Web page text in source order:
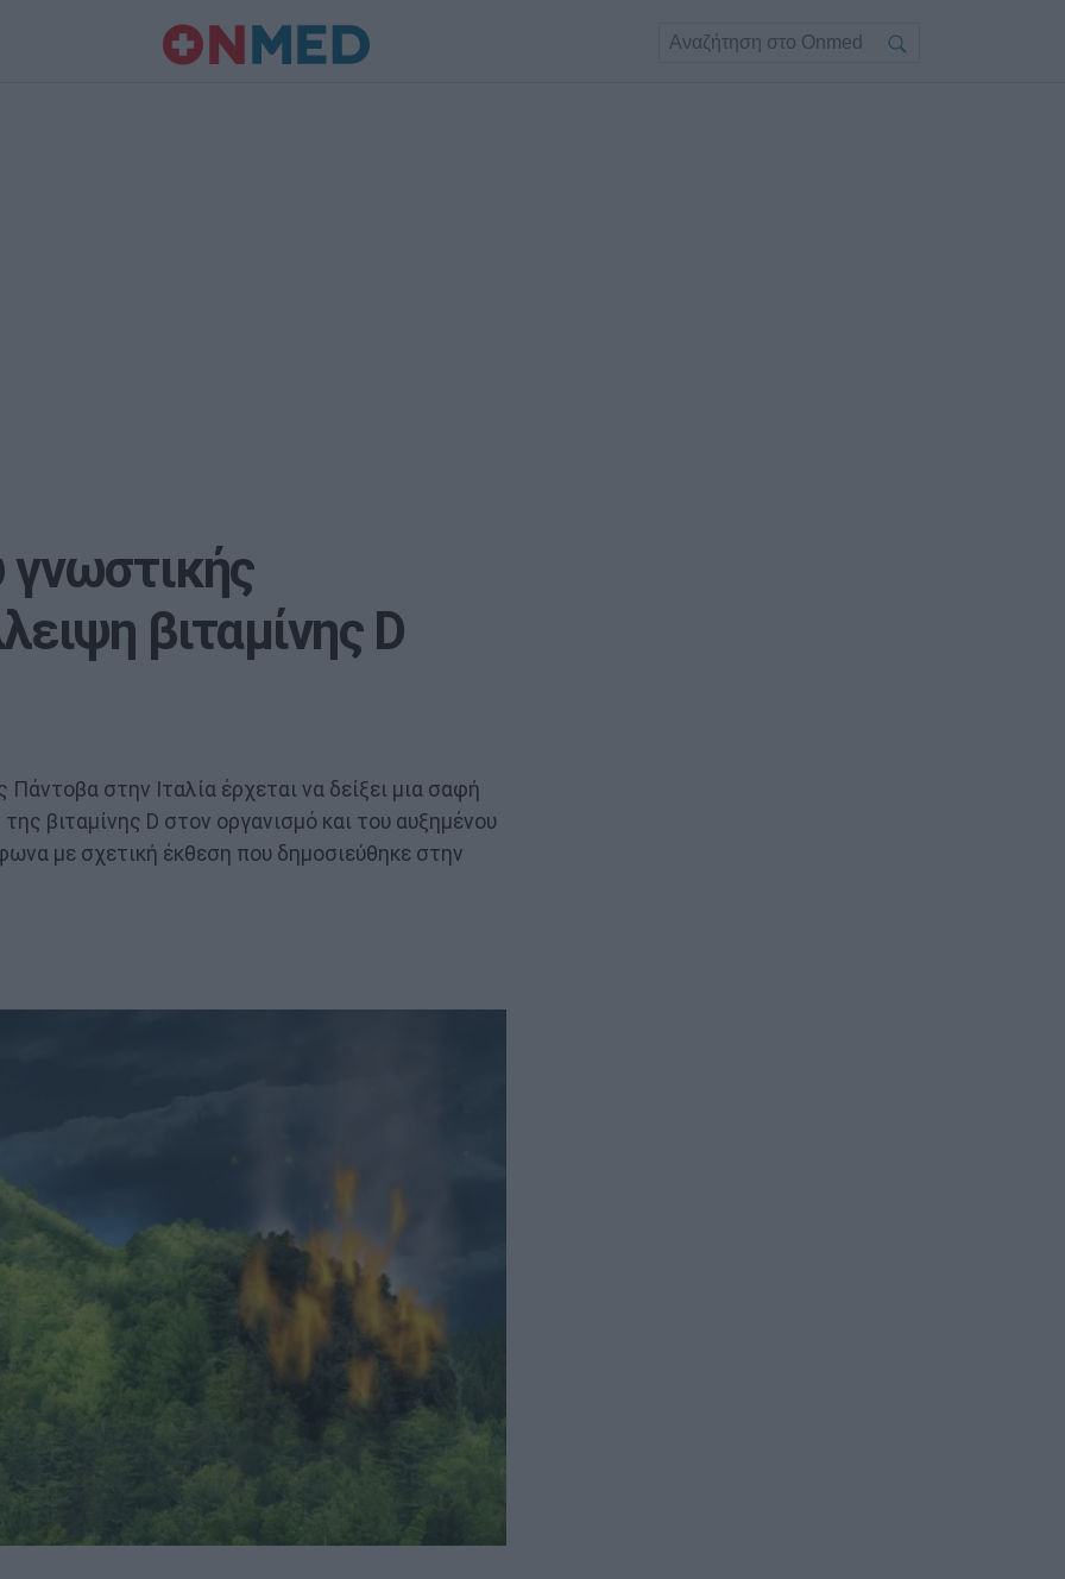
γνωστικής
βιταμίνης D
στην Ιταλία έρχεται να δείξει μια σαφή
βιταμίνης D στον οργανισμό και του αυξημένου
με σχετική έκθεση που δημοσιεύθηκε στην